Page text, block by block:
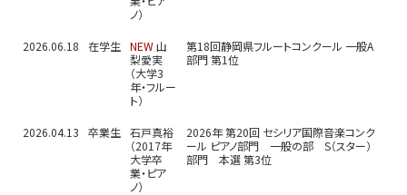
ノ）
2026.06.18 在学生 NEW山
梨愛実
（大学3
年・フルー
ト）
第18回静岡県フルートコンクール 一般A
部門 第1位
2026.04.13 卒業生 石戸真裕
（2017年
大学卒
業・ピア
ノ）
2026年 第20回 セシリア国際音楽コンク
ール ピアノ部門 一般の部 S（スター）
部門 本選 第3位